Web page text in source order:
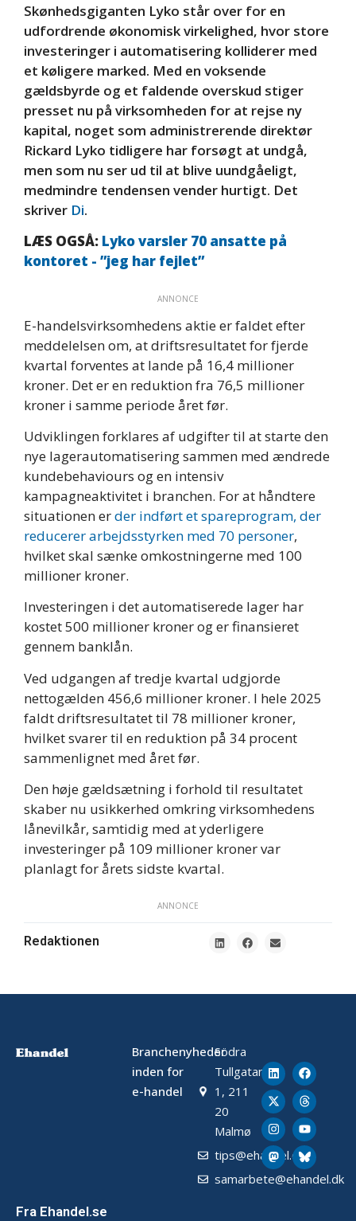
Skønhedsgiganten Lyko står over for en
udfordrende økonomisk virkelighed, hvor store
investeringer i automatisering kolliderer med
et køligere marked. Med en voksende
gældsbyrde og et faldende overskud stiger
presset nu på virksomheden for at rejse ny
kapital, noget som administrerende direktør
Rickard Lyko tidligere har forsøgt at undgå,
men som nu ser ud til at blive uundgåeligt,
medmindre tendensen vender hurtigt. Det
skriver Di.
LÆS OGSÅ: Lyko varsler 70 ansatte på
kontoret - ”jeg har fejlet”
ANNONCE
E-handelsvirksomhedens aktie er faldet efter
meddelelsen om, at driftsresultatet for fjerde
kvartal forventes at lande på 16,4 millioner
kroner. Det er en reduktion fra 76,5 millioner
kroner i samme periode året før.
Udviklingen forklares af udgifter til at starte den
nye lagerautomatisering sammen med ændrede
kundebehaviours og en intensiv
kampagneaktivitet i branchen. For at håndtere
situationen erder indført et spareprogram, der
reducerer arbejdsstyrken med 70 personer,
hvilket skal sænke omkostningerne med 100
millioner kroner.
Investeringen i det automatiserede lager har
kostet 500 millioner kroner og er finansieret
gennem banklån.
Ved udgangen af tredje kvartal udgjorde
nettogælden 456,6 millioner kroner. I hele 2025
faldt driftsresultatet til 78 millioner kroner,
hvilket svarer til en reduktion på 34 procent
sammenlignet med året før.
Den høje gældsætning i forhold til resultatet
skaber nu usikkerhed omkring virksomhedens
lånevilkår, samtidig med at yderligere
investeringer på 109 millioner kroner var
planlagt for årets sidste kvartal.
ANNONCE
Redaktionen
Branchenyheder
inden for
e-handel
Södra
Tullgatan
1, 211
20
Malmø
tips@ehandel.dk
samarbete@ehandel.dk
Fra Ehandel.se